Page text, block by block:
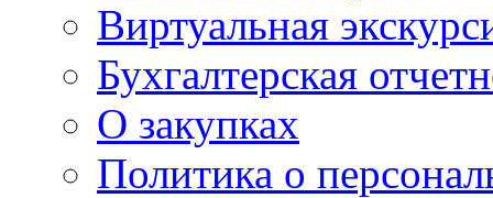
Виртуальная
Бухгалтерская
О закупках
Политика о